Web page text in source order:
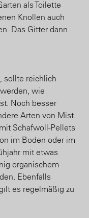
als Toilette
Knollen auch
Das Gitter dann
sollte reichlich
wie
Noch besser
Arten von Mist.
Schafwoll-Pellets
im Boden oder im
mit etwas
organischem
Ebenfalls
es regelmäßig zu